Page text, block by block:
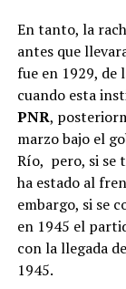
En tanto, la
antes que
fue en 1929,
cuando esta
PNR,
marzo bajo el
Río, pero, si se
ha estado al
embargo, si se
en 1945 el
con la llegada de
1945.